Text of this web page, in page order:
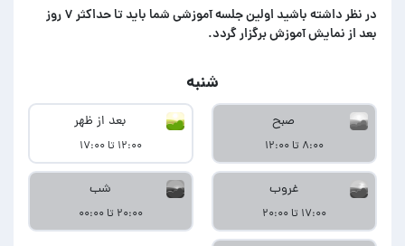
در‌ نظر داشته باشید اولین جلسه آموزشی شما باید تا حداکثر ۷ روز
بعد از نمایش آموزش برگزار گردد.
شنبه
صبح
۸:۰۰ تا ۱۲:۰۰
بعد از ظهر
۱۲:۰۰ تا ۱۷:۰۰
غروب
۱۷:۰۰ تا ۲۰:۰۰
شب
۲۰:۰۰ تا ۰۰:۰۰